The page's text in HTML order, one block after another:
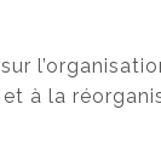
à la